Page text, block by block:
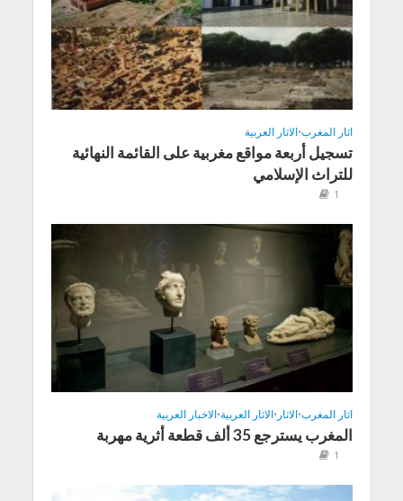
اثار المغرب•الاثار العربية
تسجيل أربعة مواقع مغربية على القائمة النهائية
للتراث الإسلامي
1
اثار المغرب•الاثار •الاثار العربية•الاخبار العربية
المغرب يسترجع 35 ألف قطعة أثرية مهربة
1